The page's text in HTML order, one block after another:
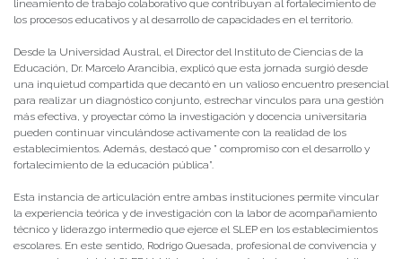
lineamiento de trabajo colaborativo que contribuyan al fortalecimiento de
los procesos educativos y al desarrollo de capacidades en el territorio.
Desde la Universidad Austral, el Director del Instituto de Ciencias de la
Educación, Dr. Marcelo Arancibia, explicó que esta jornada surgió desde
una inquietud compartida que decantó en un valioso encuentro presencial
para realizar un diagnóstico conjunto, estrechar vinculos para una gestión
más efectiva, y proyectar cómo la investigación y docencia universitaria
pueden continuar vinculándose activamente con la realidad de los
establecimientos. Además, destacó que ” compromiso con el desarrollo y
fortalecimiento de la educación pública”.
Esta instancia de articulación entre ambas instituciones permite vincular
la experiencia teórica y de investigación con la labor de acompañamiento
técnico y liderazgo intermedio que ejerce el SLEP en los establecimientos
escolares. En este sentido, Rodrigo Quesada, profesional de convivencia y